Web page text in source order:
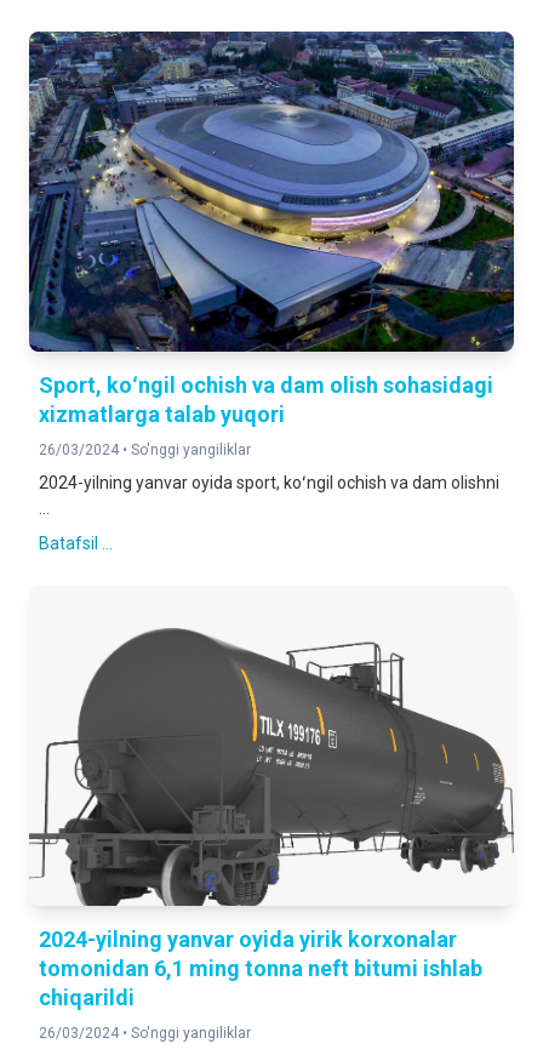
Sport, koʻngil ochish va dam olish sohasidagi
xizmatlarga talab yuqori
26/03/2024 • So'nggi yangiliklar
2024-yilning yanvar oyida sport, koʻngil ochish va dam olishni
Batafsil ...
2024-yilning yanvar oyida yirik korxonalar
tomonidan 6,1 ming tonna neft bitumi ishlab
chiqarildi
26/03/2024 • So'nggi yangiliklar